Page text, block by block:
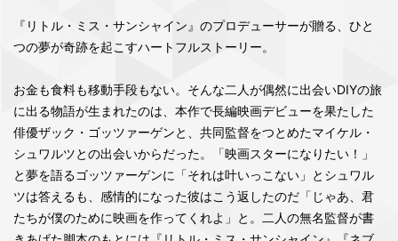
『リトル・ミス・サンシャイン』のプロデューサーが贈る、ひと
つの夢が奇跡を起こすハートフルストーリー。
お金も食料も移動手段もない。そんな二人が偶然に出会いDIYの旅
に出る物語が生まれたのは、本作で長編映画デビューを果たした
俳優ザック・ゴッツァーゲンと、共同監督をつとめたマイケル・
シュワルツとの出会いからだった。「映画スターになりたい！」
と夢を語るゴッツァーゲンに「それは叶いっこない」とシュワル
ツは答えるも、感情的になった彼はこう返したのだ「じゃあ、君
たちが僕のために映画を作ってくれよ」と。二人の無名監督が書